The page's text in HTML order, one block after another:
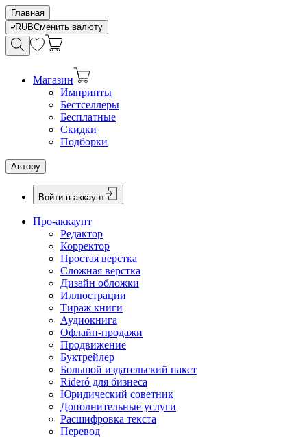
Главная
RUBСменить валюту
Магазин
Импринты
Бестселлеры
Бесплатные
Скидки
Подборки
Автору
Войти в аккаунт
Про-аккаунт
Редактор
Корректор
Простая верстка
Сложная верстка
Дизайн обложки
Иллюстрации
Тираж книги
Аудиокнига
Офлайн-продажи
Продвижение
Буктрейлер
Большой издательский пакет
Rideró для бизнеса
Юридический советник
Дополнительные услуги
Расшифровка текста
Перевод